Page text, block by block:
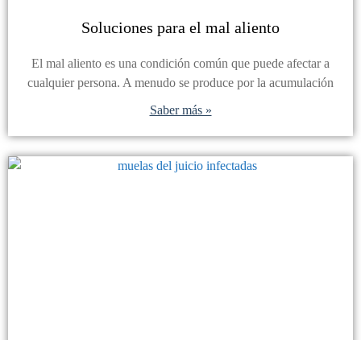
Soluciones para el mal aliento
El mal aliento es una condición común que puede afectar a
cualquier persona. A menudo se produce por la acumulación
Saber más »